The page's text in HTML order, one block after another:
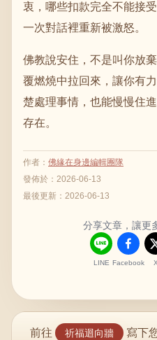
衷，哪些扣款完全不能接
一次對話裡重新被激怒。
佛教說安住，不是叫你放
覆燃燒中拉回來，讓你有
楚處理事情，也能慢慢住
存在。
作者 ： 佛緣在身邊編輯團隊
發佈於： 2026-06-13
最後更新： 2026-06-13
分享文章，讓更
LINE Facebook X
前往 祈福迴向牆
寫下